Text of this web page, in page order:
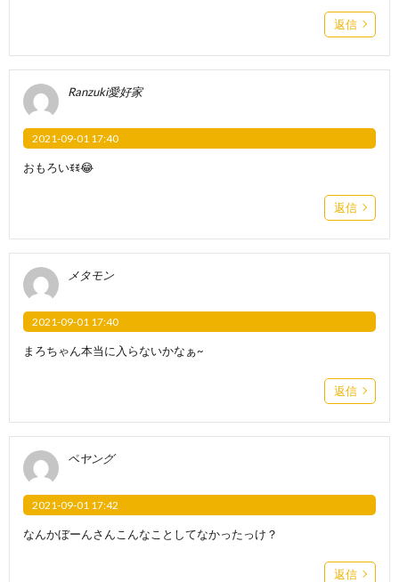
返信
Ranzuki愛好家
2021-09-01 17:40
おもろいꉂꉂ😂
返信
メタモン
2021-09-01 17:40
まろちゃん本当に入らないかなぁ~
返信
ペヤング
2021-09-01 17:42
なんかぼーんさんこんなことしてなかったっけ？
返信